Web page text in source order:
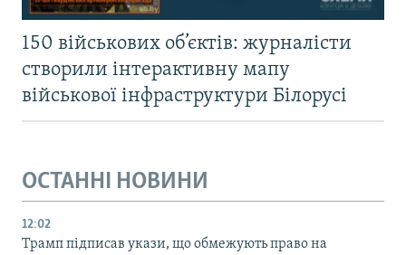
150 військових об’єктів: журналісти
створили інтерактивну мапу
військової інфраструктури Білорусі
ОСТАННІ НОВИНИ
12:02
Трамп підписав укази, що обмежують право на